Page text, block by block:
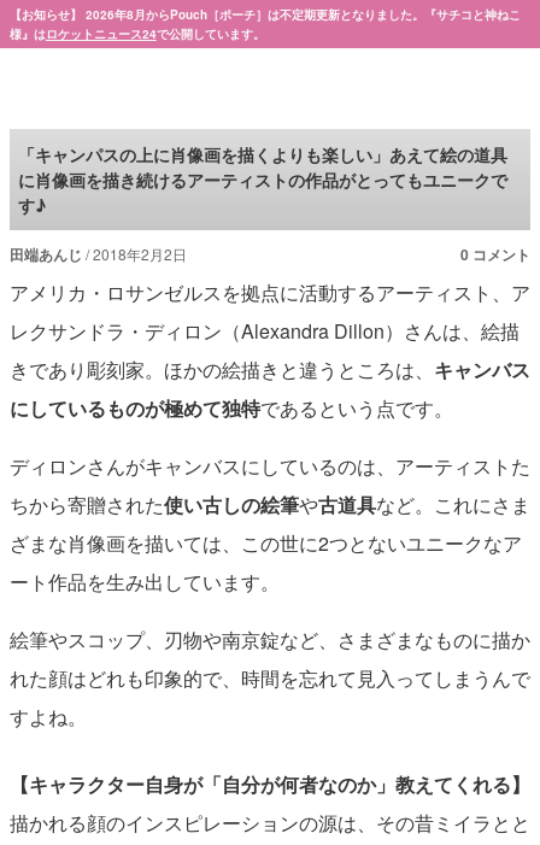
【お知らせ】 2026年8月からPouch［ポーチ］は不定期更新となりました。『サチコと神ねこ
様』はロケットニュース24で公開しています。
「キャンパスの上に肖像画を描くよりも楽しい」あえて絵の道具
に肖像画を描き続けるアーティストの作品がとってもユニークで
す♪
田端あんじ 2018年2月2日 0 コメント
アメリカ・ロサンゼルスを拠点に活動するアーティスト、ア
レクサンドラ・ディロン（Alexandra Dillon）さんは、絵描
きであり彫刻家。ほかの絵描きと違うところは、 キャンバス
にしているものが極めて独特であるという点です。
ディロンさんがキャンバスにしているのは、アーティストた
ちから寄贈された使い古しの絵筆や古道具など。これにさま
ざまな肖像画を描いては、この世に2つとないユニークなア
ート作品を生み出しています。
絵筆やスコップ、刃物や南京錠など、さまざまなものに描か
れた顔はどれも印象的で、時間を忘れて見入ってしまうんで
すよね。
【キャラクター自身が「自分が何者なのか」教えてくれる】
描かれる顔のインスピレーションの源は、その昔ミイラとと